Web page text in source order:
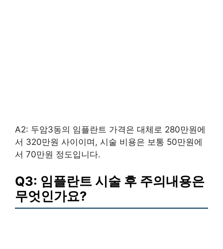
A2: 두암3동의 임플란트 가격은 대체로 280만원에
서 320만원 사이이며, 시술 비용은 보통 50만원에
서 70만원 정도입니다.
Q3: 임플란트 시술 후 주의내용은
무엇인가요?